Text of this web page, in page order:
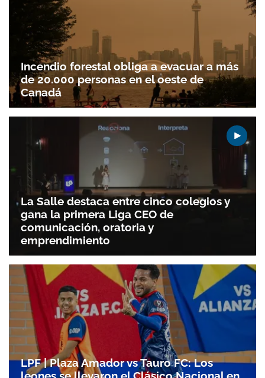
Gracias por suscribirte a nuestro boletín.
ACEPTAR
Incendio forestal obliga a evacuar a más
de 20.000 personas en el oeste de
Canadá
La Salle destaca entre cinco colegios y
gana la primera Liga CEO de
comunicación, oratoria y
emprendimiento
LPF | Plaza Amador vs Tauro FC: Los